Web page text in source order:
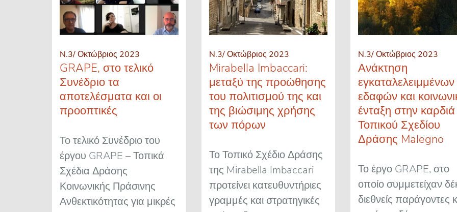
N.3/ Οκτώβριος 2023
GRAPE, στο τελικό
Συνέδριο τα
αποτελέσματα και οι
προοπτικές
Το τελικό Συνέδριο του
έργου GRAPE – Τοπικά
Σχέδια Δράσης
Κοινωνικής Πράσινης
Ανθεκτικότητας για μικρές
N.3/ Οκτώβριος 2023
Mirabella Imbaccari:
μεταξύ της προώθησης
του πολιτισμού της και
της βιώσιμης χρήσης
των πόρων
Το Τοπικό Σχέδιο Δράσης
της Mirabella Imbaccari
προτείνει κατευθυντήριες
γραμμές και στρατηγικές
N.3/ Οκτώβριος 2023
Ανάκτηση
εγκαταλελειμμένων
εδαφών και
ένταξη στην
Τοπικού Σχεδίου
Δράσης Malegno
Το έργο GRAPE, στο
οποίο συμμετείχαν
διεθνείς παράγοντες